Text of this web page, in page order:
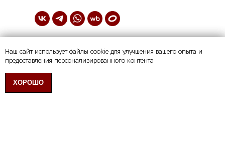
Наш сайт использует файлы cookie для улучшения вашего опыта и
предоставления персонализированного контента
ХОРОШОСогласие на обработку персональных данных
+7 (952) 059-43-42
Наш сайт использует файлы cookie для улучшения вашего опыта и
предоставления персонализированного контента
ХОРОШО